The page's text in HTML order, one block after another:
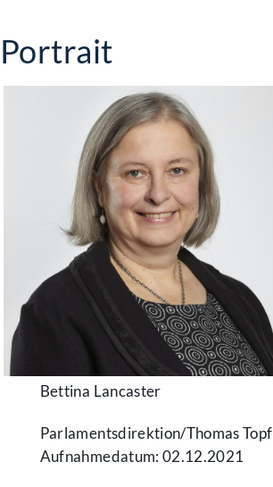
Portrait
Bettina Lancaster
Parlamentsdirektion/​Thomas Topf
Aufnahmedatum: 02.12.2021